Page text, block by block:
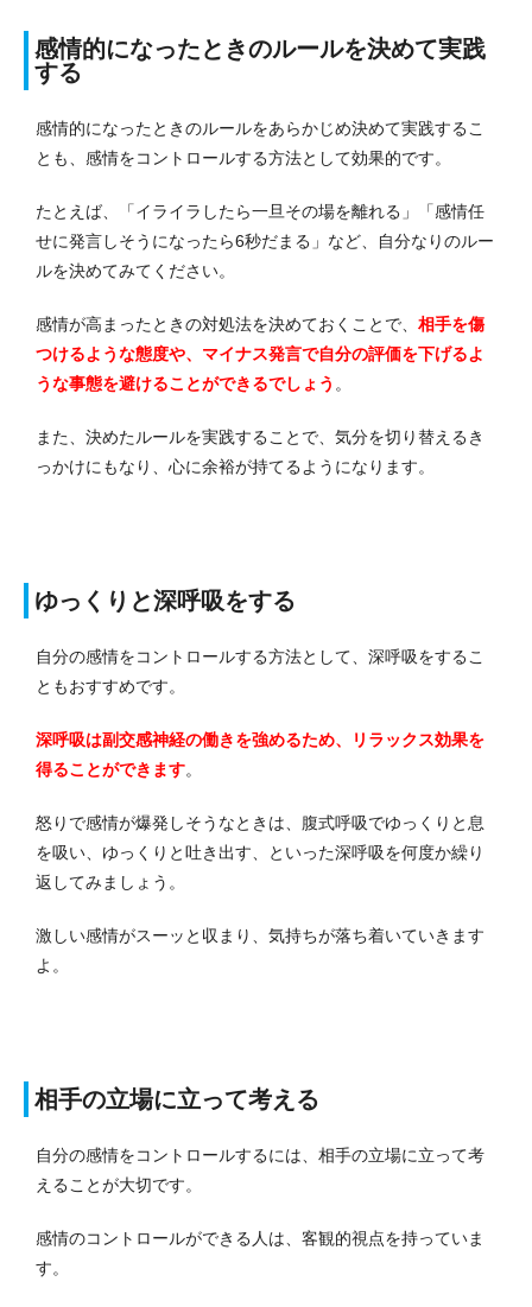
感情的になったときのルールを決めて実践
する
感情的になったときのルールをあらかじめ決めて実践するこ
とも、感情をコントロールする方法として効果的です。
たとえば、「イライラしたら一旦その場を離れる」「感情任
せに発言しそうになったら6秒だまる」など、自分なりのルー
ルを決めてみてください。
感情が高まったときの対処法を決めておくことで、 相手を傷
つけるような態度や、マイナス発言で自分の評価を下げるよ
うな事態を避けることができるでしょう 。
また、決めたルールを実践することで、気分を切り替えるき
っかけにもなり、心に余裕が持てるようになります。
ゆっくりと深呼吸をする
自分の感情をコントロールする方法として、深呼吸をするこ
ともおすすめです。
深呼吸は副交感神経の働きを強めるため、リラックス効果を
得ることができます。
怒りで感情が爆発しそうなときは、腹式呼吸でゆっくりと息
を吸い、ゆっくりと吐き出す、といった深呼吸を何度か繰り
返してみましょう。
激しい感情がスーッと収まり、気持ちが落ち着いていきます
よ。
相手の立場に立って考える
自分の感情をコントロールするには、相手の立場に立って考
えることが大切です。
感情のコントロールができる人は、客観的視点を持っていま
す。